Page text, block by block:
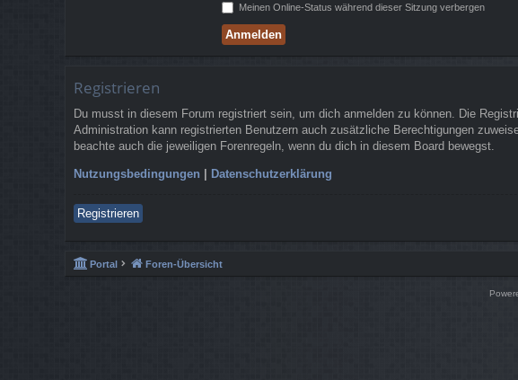
Meinen Online-Status während dieser Sitzung verbergen
Registrieren
Du musst in diesem Forum registriert sein, um dich anmelden zu können. Die
Administration kann registrierten Benutzern auch zusätzliche Berechtigungen
beachte auch die jeweiligen Forenregeln, wenn du dich in diesem Board bewegst.
Nutzungsbedingungen | Datenschutzerklärung
Registrieren
Portal Foren-Übersicht